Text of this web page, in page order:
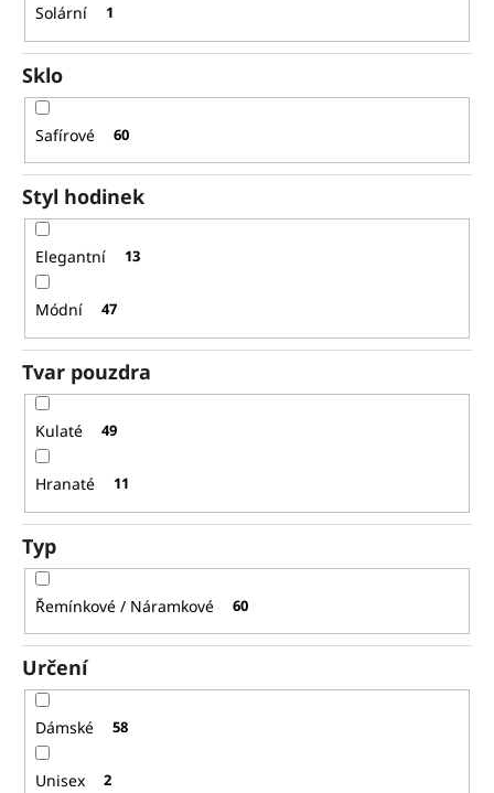
Solární 1
Sklo
Safírové 60
Styl hodinek
Elegantní 13
Módní 47
Tvar pouzdra
Kulaté 49
Hranaté 11
Typ
Řemínkové / Náramkové 60
Určení
Dámské 58
Unisex 2